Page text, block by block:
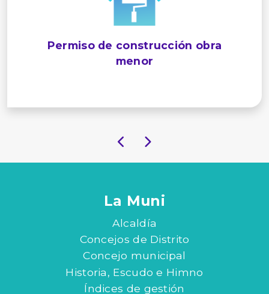
Permiso de construcción obra
menor
La Muni
Alcaldía
Concejos de Distrito
Concejo municipal
Historia, Escudo e Himno
Índices de gestión